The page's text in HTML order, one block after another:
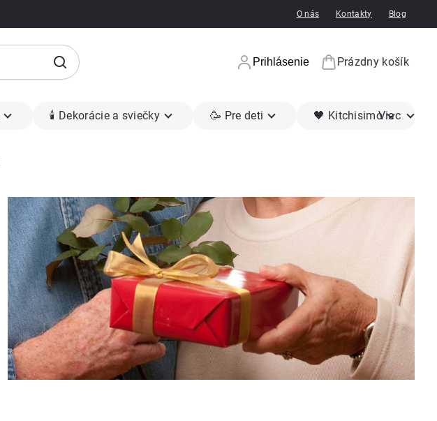
O nás Kontakty Blog
Prihlásenie
Nákupný
Prázdny košík
🕯 Dekorácie a sviečky 🥳 Pre deti 🖤 KitchisimoViac